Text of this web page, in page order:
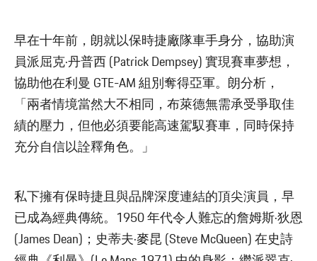
早在十年前，朗就以保時捷廠隊車手身分，協助演
員派屈克·丹普西 (Patrick Dempsey) 實現賽車夢想，
協助他在利曼 GTE-AM 組別奪得亞軍。朗分析，
「兩者情境當然大不相同，布萊德無需承受爭取佳
績的壓力，但他必須要能高速駕馭賽車，同時保持
充分自信以詮釋角色。」
私下擁有保時捷且與品牌深度連結的頂尖演員，早
已成為經典傳統。1950 年代令人難忘的詹姆斯·狄恩
(James Dean)；史蒂夫·麥昆 (Steve McQueen) 在史詩